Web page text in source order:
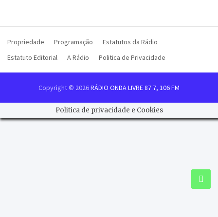
Propriedade Programação
Estatutos da Rádio
Estatuto Editorial
A Rádio Politica de Privacidade
Copyright © 2026RÁDIO ONDA LIVRE 87.7, 106 FM
Politica de privacidade e Cookies